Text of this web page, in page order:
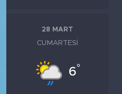
28 MART
CUMARTESI
6°